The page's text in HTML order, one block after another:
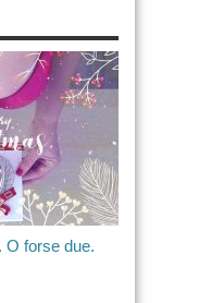
O forse due.